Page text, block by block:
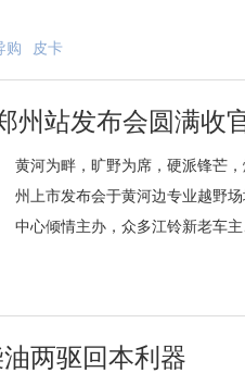
购 皮卡
州站发布会圆满收
黄河为畔，旷野为席，硬派锋芒
州上市发布会于黄河边专业越野
中心倾情主办，众多江铃新老车
两驱回本利器